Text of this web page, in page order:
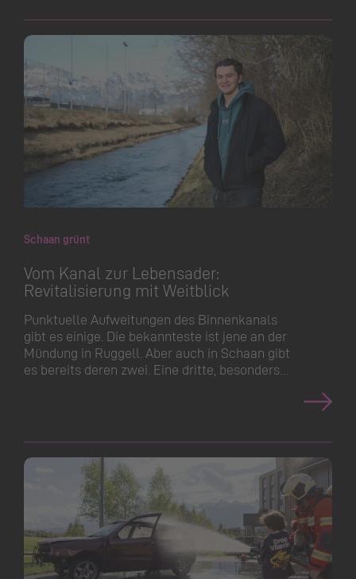
Schaan grünt
Vom Kanal zur Lebensader:
Revitalisierung mit Weitblick
Punktuelle Aufweitungen des Binnenkanals
gibt es einige. Die bekannteste ist jene an der
Mündung in Ruggell. Aber auch in Schaan gibt
es bereits deren zwei. Eine dritte, besonders…